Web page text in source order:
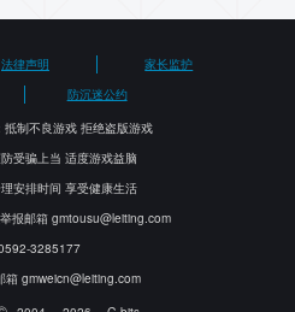
法律声明
家长监护
防沉迷公约
抵制不良游戏 拒绝盗版游戏
受骗上当 适度游戏益脑
安排时间 享受健康生活
报邮箱 gmtousu@leiting.com
3285177
箱 gmweicn@leiting.com